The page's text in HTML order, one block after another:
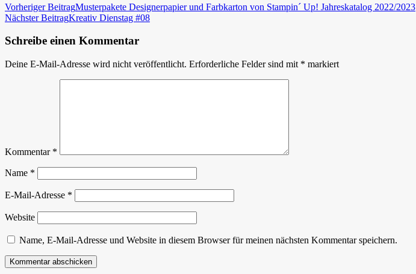
Beitragsnavigation
Vorheriger BeitragMusterpakete Designerpapier und Farbkarton von Stampin´ Up! Jahreskatalog 2022/2023
Nächster BeitragKreativ Dienstag #08
Schreibe einen Kommentar
Deine E-Mail-Adresse wird nicht veröffentlicht. Erforderliche Felder sind mit * markiert
Kommentar *
Name *
E-Mail-Adresse *
Website
Name, E-Mail-Adresse und Website in diesem Browser für meinen nächsten Kommentar speichern.